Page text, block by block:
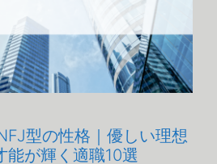
型の性格｜優しい理想
能が輝く適職10選